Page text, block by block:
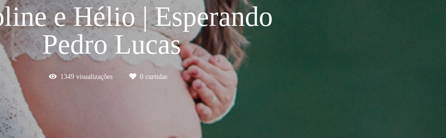
e Hélio | Esperando
Pedro Lucas
1349visualizações 0curtidas